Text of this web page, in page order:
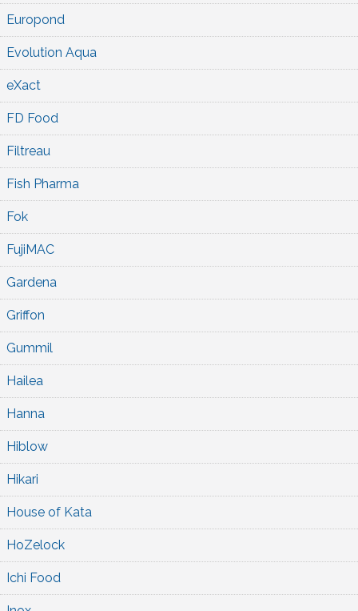
Europond
Evolution Aqua
eXact
FD Food
Filtreau
Fish Pharma
Fok
FujiMAC
Gardena
Griffon
Gummil
Hailea
Hanna
Hiblow
Hikari
House of Kata
HoZelock
Ichi Food